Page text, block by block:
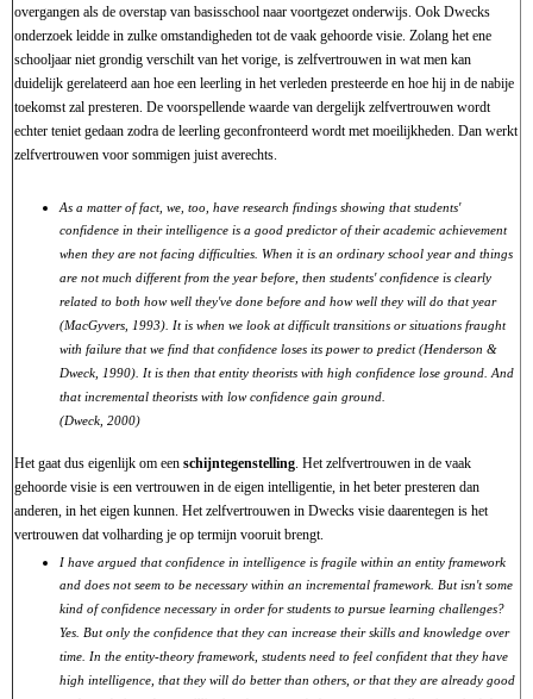
overgangen als de overstap van basisschool naar voortgezet onderwijs. Ook Dwecks
onderzoek leidde in zulke omstandigheden tot de vaak gehoorde visie. Zolang het ene
schooljaar niet grondig verschilt van het vorige, is zelfvertrouwen in wat men kan
duidelijk gerelateerd aan hoe een leerling in het verleden presteerde en hoe hij in de nabije
toekomst zal presteren. De voorspellende waarde van dergelijk zelfvertrouwen wordt
echter teniet gedaan zodra de leerling geconfronteerd wordt met moeilijkheden. Dan werkt
zelfvertrouwen voor sommigen juist averechts.
As a matter of fact, we, too, have research findings showing that students'
confidence in their intelligence is a good predictor of their academic achievement
when they are not facing difficulties. When it is an ordinary school year and things
are not much different from the year before, then students' confidence is clearly
related to both how well they've done before and how well they will do that year
(MacGyvers, 1993). It is when we look at difficult transitions or situations fraught
with failure that we find that confidence loses its power to predict (Henderson &
Dweck, 1990). It is then that entity theorists with high confidence lose ground. And
that incremental theorists with low confidence gain ground.
(Dweck, 2000)
Het gaat dus eigenlijk om een schijntegenstelling . Het zelfvertrouwen in de vaak
gehoorde visie is een vertrouwen in de eigen intelligentie, in het beter presteren dan
anderen, in het eigen kunnen. Het zelfvertrouwen in Dwecks visie daarentegen is het
vertrouwen dat volharding je op termijn vooruit brengt.
I have argued that confidence in intelligence is fragile within an entity framework
and does not seem to be necessary within an incremental framework. But isn't some
kind of confidence necessary in order for students to pursue learning challenges?
Yes. But only the confidence that they can increase their skills and knowledge over
time. In the entity-theory framework, students need to feel confident that they have
high intelligence, that they will do better than others, or that they are already good